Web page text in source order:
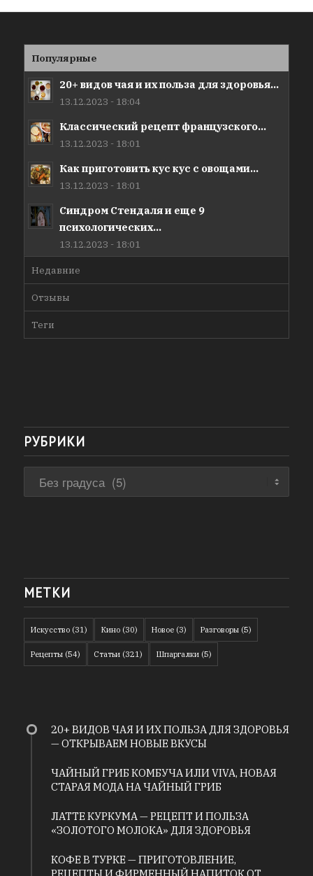
Популярные
20+ видов чая и их польза для здоровья...
13.12.2023 - 18:04
Классический рецепт французского...
13.12.2023 - 18:01
Как приготовить кус кус с овощами...
13.12.2023 - 18:01
Синдром Стендаля и еще 9
психологических...
13.12.2023 - 18:01
Недавние
Отзывы
Теги
РУБРИКИ
Рубрики
МЕТКИ
Искусство(31) Кино(30) Новое(3) Разговоры(5)
Рецепты(54) Статьи(321) Шпаргалки(5)
20+ ВИДОВ ЧАЯ И ИХ ПОЛЬЗА ДЛЯ ЗДОРОВЬЯ
— ОТКРЫВАЕМ НОВЫЕ ВКУСЫ
ЧАЙНЫЙ ГРИБ КОМБУЧА ИЛИ VIVA, НОВАЯ
СТАРАЯ МОДА НА ЧАЙНЫЙ ГРИБ
ЛАТТЕ КУРКУМА — РЕЦЕПТ И ПОЛЬЗА
«ЗОЛОТОГО МОЛОКА» ДЛЯ ЗДОРОВЬЯ
КОФЕ В ТУРКЕ — ПРИГОТОВЛЕНИЕ,